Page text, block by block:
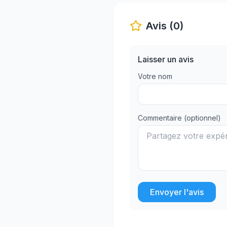
Avis (0)
Laisser un avis
Votre nom
Commentaire (optionnel)
Envoyer l'avis